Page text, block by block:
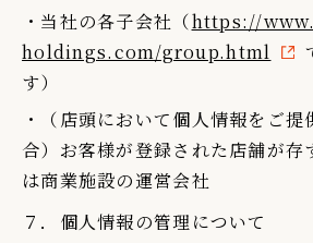
・当社の各子会社（https://
holdings.com/group.html
す）
・（店頭において個人情報をご
合）お客様が登録された店舗が存
は商業施設の運営会社
７．個人情報の管理について